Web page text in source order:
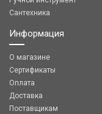
Сантехника
Информация
О магазине
Сертификаты
Оплата
Доставка
Поставщикам